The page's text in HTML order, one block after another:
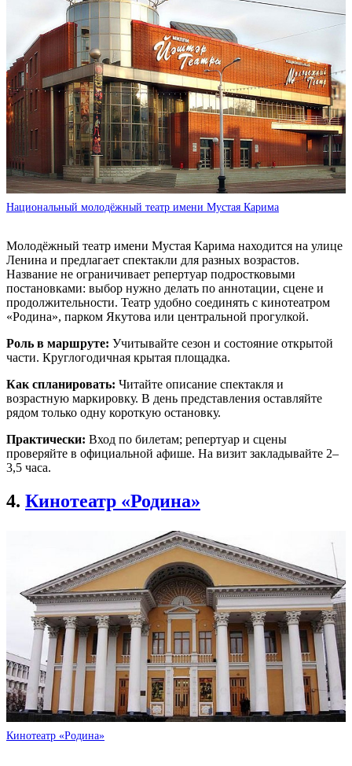
Национальный молодёжный театр имени Мустая Карима
Молодёжный театр имени Мустая Карима находится на улице
Ленина и предлагает спектакли для разных возрастов.
Название не ограничивает репертуар подростковыми
постановками: выбор нужно делать по аннотации, сцене и
продолжительности. Театр удобно соединять с кинотеатром
«Родина», парком Якутова или центральной прогулкой.
Роль в маршруте: Учитывайте сезон и состояние открытой
части. Круглогодичная крытая площадка.
Как спланировать: Читайте описание спектакля и
возрастную маркировку. В день представления оставляйте
рядом только одну короткую остановку.
Практически: Вход по билетам; репертуар и сцены
проверяйте в официальной афише. На визит закладывайте 2–
3,5 часа.
4. Кинотеатр «Родина»
Кинотеатр «Родина»